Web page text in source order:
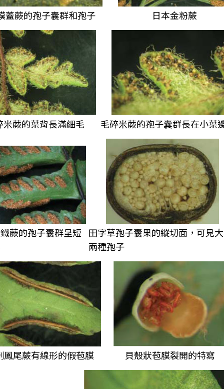
蓋蕨的孢子囊群和孢子 日本金粉蕨
米蕨的葉背長滿細毛 毛碎米蕨的孢子囊群長在小葉
蕨的孢子囊群呈短
田字草孢子囊果的縱切面，可見
兩種孢子
鳳尾蕨有線形的假苞膜 貝殼狀苞膜裂開的特寫